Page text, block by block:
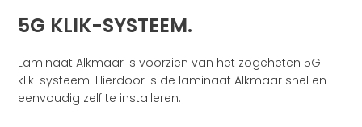
5G KLIK-SYSTEEM.
Laminaat Alkmaar is voorzien van het zogeheten 5G
klik-systeem. Hierdoor is de laminaat Alkmaar snel en
eenvoudig zelf te installeren.